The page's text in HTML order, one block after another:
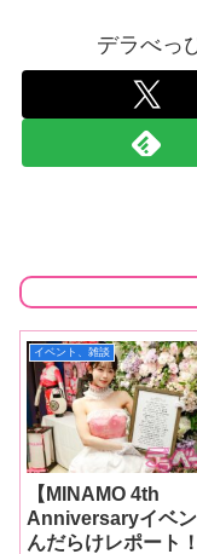
デラべっ
イベント、雑談
【MINAMO 4th
Anniversaryイベ
んだらけレポート